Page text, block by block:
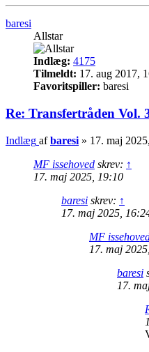
baresi
Allstar
Indlæg: 4175
Tilmeldt: 17. aug 2017,
Favoritspiller: baresi
Re: Transfertråden Vol.
Indlæg afbaresi » 17. maj
MF issehoved skrev: ↑
17. maj 2025, 19:10
baresi skrev: ↑
17. maj 2025,
MF
17. maj
baresi
17.